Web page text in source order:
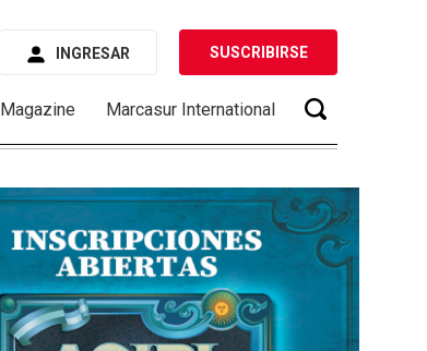
INGRESAR SUSCRIBIRSE
Magazine Marcasur International